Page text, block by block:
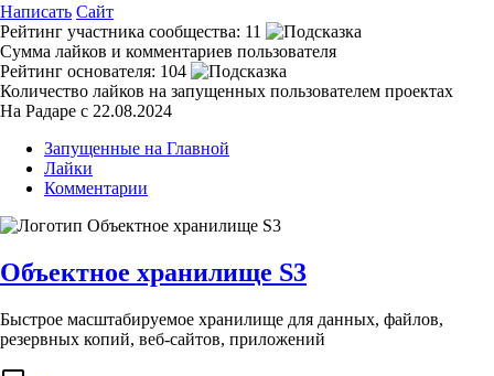
Написать Сайт
Рейтинг участника сообщества: 11
Сумма лайков и комментариев пользователя
Рейтинг основателя: 104
Количество лайков на запущенных пользователем проектах
На Радаре с 22.08.2024
Запущенные на Главной
Лайки
Комментарии
Объектное хранилище S3
Быстрое масштабируемое хранилище для данных, файлов,
резервных копий, веб-сайтов, приложений